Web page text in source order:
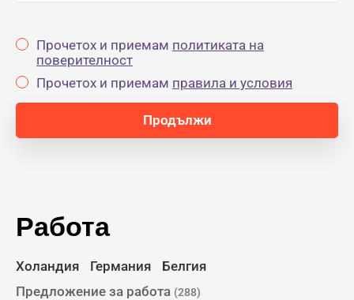
Прочетох и приемам политиката на
поверителност
Прочетох и приемам правила и условия
Работа
Холандия Германия
Белгия
Предложение за работа (288)